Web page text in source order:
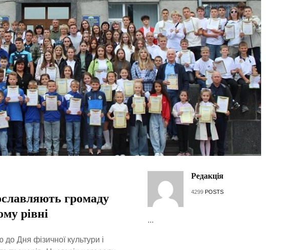
громаду
рівні
Дня фізичної культури і
Редакція
4299 POSTS
...